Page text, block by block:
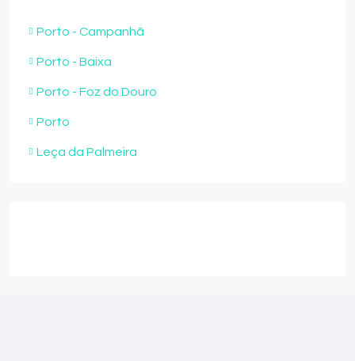
Porto - Campanhã
Porto - Baixa
Porto - Foz do Douro
Porto
Leça da Palmeira